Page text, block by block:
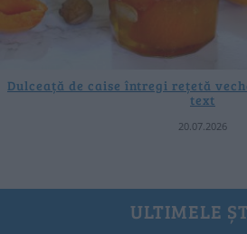
Dulceață de caise întregi rețetă
text
20.07.2026
ULTIMELE